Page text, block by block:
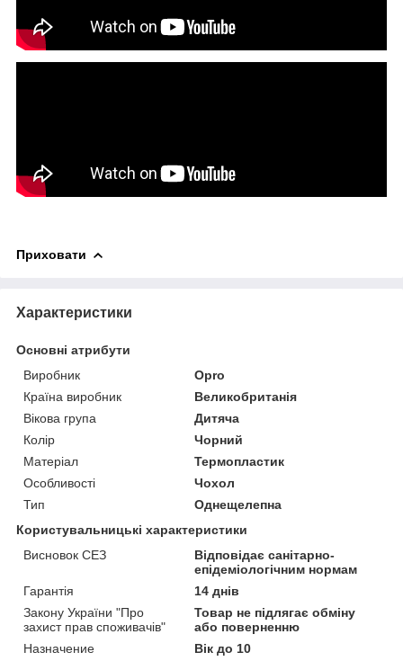
Приховати
Характеристики
Основні атрибути
Виробник
Opro
Країна виробник
Великобританія
Вікова група
Дитяча
Колір
Чорний
Матеріал
Термопластик
Особливості
Чохол
Тип
Однещелепна
Користувальницькі характеристики
Висновок СЕЗ
Відповідає санітарно-
епідеміологічним нормам
Гарантія
14 днів
Закону України "Про
захист прав споживачів"
Товар не підлягає обміну
або поверненню
Назначение
Вік до 10